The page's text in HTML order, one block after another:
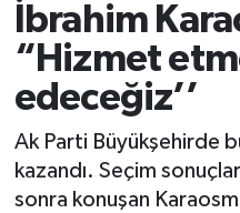
İbrahim
“Hizmet
edeceğiz’’
Ak Parti Büyükşehirde
kazandı. Seçim
sonra konuşan